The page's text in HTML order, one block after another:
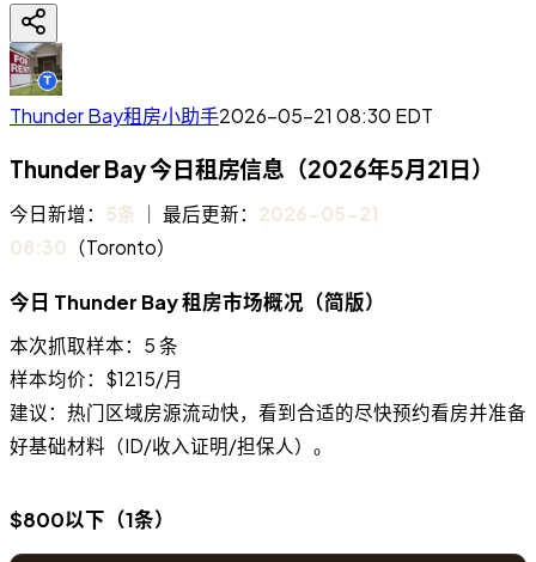
Thunder Bay租房小助手2026-05-21 08:30 EDT
Thunder Bay 今日租房信息（2026年5月21日）
今日新增： 5条 ｜ 最后更新： 2026-05-21
08:30 （Toronto）
今日 Thunder Bay 租房市场概况（简版）
本次抓取样本：5 条
样本均价：$1215/月
建议：热门区域房源流动快，看到合适的尽快预约看房并准备
好基础材料（ID/收入证明/担保人）。
$800以下（1条）